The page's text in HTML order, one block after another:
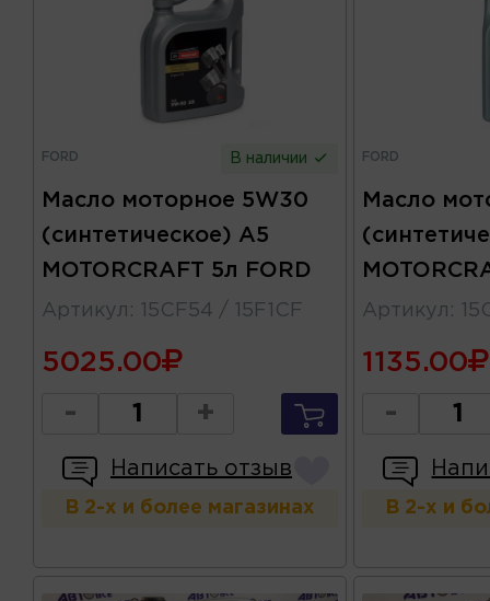
FORD В наличии
Масло моторное 5W30
(синтетическое) A5
MOTORCRAFT 5л FORD
Артикул : 15CF54 / 15F1CF
5025.00
- +
Написать отзыв
В 2-х и более магазинах
FORD
Масло
Артикул :
1135.00
-
В 2-х и